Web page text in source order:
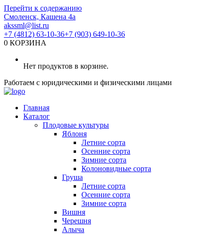
Перейти к содержанию
Смоленск, Кашена 4а
akssml@list.ru
+7 (4812) 63-10-36+7 (903) 649-10-36
0 КОРЗИНА
Нет продуктов в корзине.
Работаем с юридическими и физическими лицами
Главная
Каталог
Плодовые культуры
Яблоня
Летние сорта
Осенние сорта
Зимние сорта
Колоновидные сорта
Груша
Летние сорта
Осенние сорта
Зимние сорта
Вишня
Черешня
Алыча